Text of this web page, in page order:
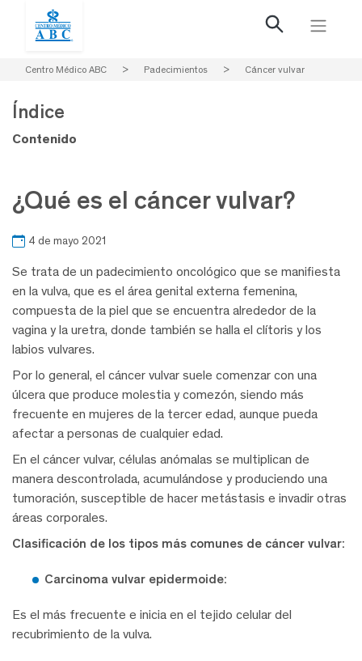
Centro Médico ABC > Padecimientos > Cáncer vulvar
¿Qué es el cáncer vulvar?
4 de mayo 2021
Se trata de un padecimiento oncológico que se manifiesta
en la vulva, que es el área genital externa femenina,
compuesta de la piel que se encuentra alrededor de la
vagina y la uretra, donde también se halla el clítoris y los
labios vulvares.
Por lo general, el cáncer vulvar suele comenzar con una
úlcera que produce molestia y comezón, siendo más
frecuente en mujeres de la tercer edad, aunque pueda
afectar a personas de cualquier edad.
En el cáncer vulvar, células anómalas se multiplican de
manera descontrolada, acumulándose y produciendo una
tumoración, susceptible de hacer metástasis e invadir otras
áreas corporales.
Clasificación de los tipos más comunes de cáncer vulvar:
Carcinoma vulvar epidermoide:
Es el más frecuente e inicia en el tejido celular del
recubrimiento de la vulva.
Índice
Contenido